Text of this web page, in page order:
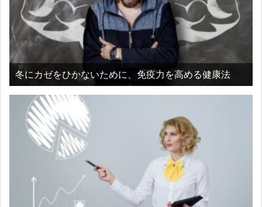
冬にカゼをひかないために、免疫力を高める健康法